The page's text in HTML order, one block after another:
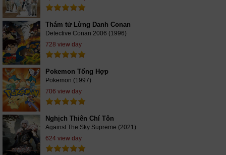
Thám tử Lừng Danh Conan
Detective Conan 2006 (1996)
728 view day
Pokemon Tổng Hợp
Pokemon (1997)
706 view day
Nghịch Thiên Chí Tôn
Against The Sky Supreme (2021)
624 view day